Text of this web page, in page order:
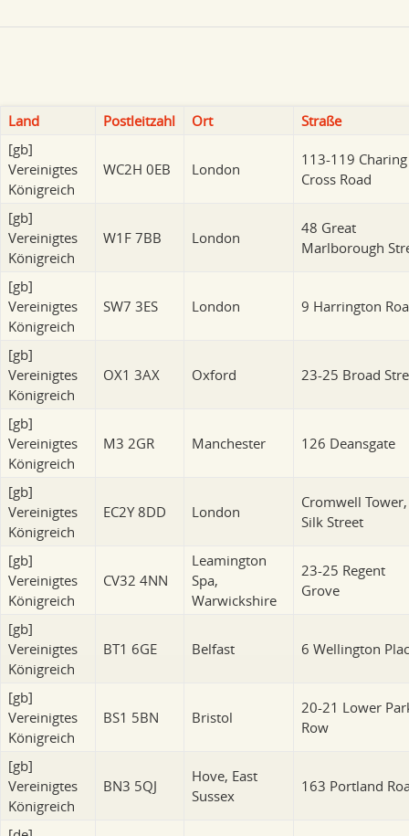
Land Postleitzahl Ort
Straße
[gb]
Vereinigtes
Königreich
WC2H 0EB London
113-119 Charing
Cross Road
[gb]
Vereinigtes
Königreich
W1F 7BB London
48 Great
Marlborough
[gb]
Vereinigtes
Königreich
SW7 3ES London 9 Harrington
[gb]
Vereinigtes
Königreich
OX1 3AX Oxford 23-25 Broad
[gb]
Vereinigtes
Königreich
M3 2GR Manchester 126 Deansgate
[gb]
Vereinigtes
Königreich
EC2Y 8DD London
Cromwell Tower,
Silk Street
[gb]
Vereinigtes
Königreich
CV32 4NN
Leamington
Spa,
Warwickshire
23-25 Regent
Grove
[gb]
Vereinigtes
Königreich
BT1 6GE Belfast 6 Wellington
[gb]
Vereinigtes
Königreich
BS1 5BN Bristol
20-21 Lower
Row
[gb]
Vereinigtes
Königreich
BN3 5QJ
Hove, East
Sussex
163 Portland